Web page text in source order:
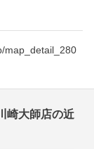
map_detail_280
崎大師店の近